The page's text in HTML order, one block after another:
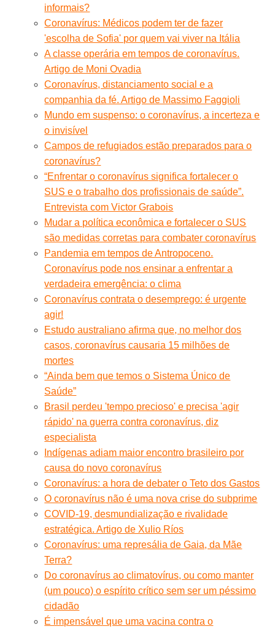
informais?
Coronavírus: Médicos podem ter de fazer
'escolha de Sofia' por quem vai viver na Itália
A classe operária em tempos de coronavírus.
Artigo de Moni Ovadia
Coronavírus, distanciamento social e a
companhia da fé. Artigo de Massimo Faggioli
Mundo em suspenso: o coronavírus, a incerteza e
o invisível
Campos de refugiados estão preparados para o
coronavírus?
“Enfrentar o coronavírus significa fortalecer o
SUS e o trabalho dos profissionais de saúde”.
Entrevista com Victor Grabois
Mudar a política econômica e fortalecer o SUS
são medidas corretas para combater coronavírus
Pandemia em tempos de Antropoceno.
Coronavírus pode nos ensinar a enfrentar a
verdadeira emergência: o clima
Coronavírus contrata o desemprego: é urgente
agir!
Estudo australiano afirma que, no melhor dos
casos, coronavírus causaria 15 milhões de
mortes
“Ainda bem que temos o Sistema Único de
Saúde”
Brasil perdeu 'tempo precioso' e precisa 'agir
rápido' na guerra contra coronavírus, diz
especialista
Indígenas adiam maior encontro brasileiro por
causa do novo coronavírus
Coronavírus: a hora de debater o Teto dos Gastos
O coronavírus não é uma nova crise do subprime
COVID-19, desmundialização e rivalidade
estratégica. Artigo de Xulio Ríos
Coronavírus: uma represália de Gaia, da Mãe
Terra?
Do coronavírus ao climatovírus, ou como manter
(um pouco) o espírito crítico sem ser um péssimo
cidadão
É impensável que uma vacina contra o